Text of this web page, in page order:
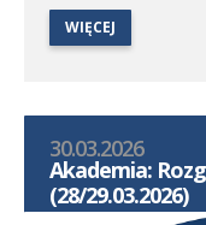
WIĘCEJ
30.03.2026
Akademia:
(28/29.03.2026)